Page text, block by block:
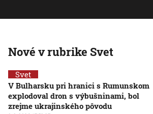
Nové v rubrike Svet
Svet
V Bulharsku pri hranici s Rumunskom
explodoval dron s výbušninami, bol
zrejme ukrajinského pôvodu